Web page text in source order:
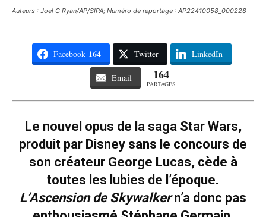
Auteurs : Joel C Ryan/AP/SIPA; Numéro de reportage : AP22410058_000228
Facebook 164 Twitter LinkedIn
Email 164
PARTAGES
Le nouvel opus de la saga Star Wars,
produit par Disney sans le concours de
son créateur George Lucas, cède à
toutes les lubies de l’époque.
L’Ascension de Skywalkern’a donc pas